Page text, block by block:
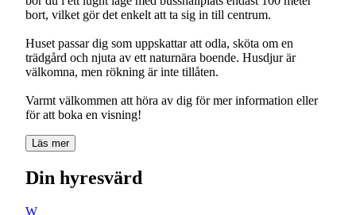
bort, vilket gör det enkelt att ta sig in till centrum.
Huset passar dig som uppskattar att odla, sköta om en
trädgård och njuta av ett naturnära boende. Husdjur är
välkomna, men rökning är inte tillåten.
Varmt välkommen att höra av dig för mer information eller
för att boka en visning!
Läs mer
Din hyresvärd
W